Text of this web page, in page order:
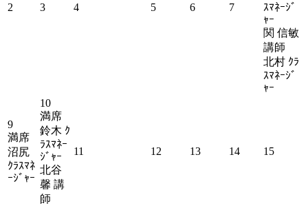
2 3 4 5 6 7
ｽﾏﾈｰｼﾞ
ｬｰ
関 信敏
講師
北村 ｸﾗ
ｽﾏﾈｰｼﾞ
ｬｰ
9
満席
沼尻
ｸﾗｽﾏﾈ
ｰｼﾞｬｰ
10
満席
鈴木 ｸ
ﾗｽﾏﾈｰ
ｼﾞｬｰ
北谷
馨 講
師
11 12 13 14 15